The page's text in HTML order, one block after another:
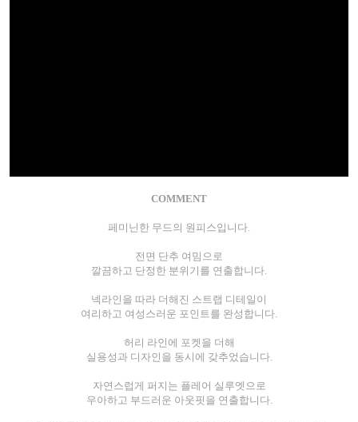
COMMENT
페미닌한 무드의 원피스입니다.
전면 단추 여밈으로
깔끔하고 단정한 분위기를 연출합니다.
넥라인을 따라 더해진 스트랩 디테일이
여리하고 여성스러운 포인트를 완성합니다.
허리 라인에 포켓을 더해
실용성과 디자인을 동시에 갖추었습니다.
자연스럽게 퍼지는 플레어 실루엣으로
우아하고 부드러운 아웃핏을 연출합니다.